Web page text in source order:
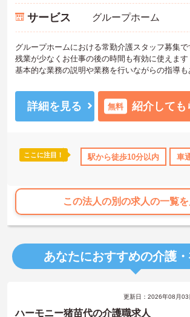
残業少なめ 交通費支給
サービス グループホーム
グループホームにおける常勤介護スタッフ募集で
残業が少なくお仕事の後の時間も有効に使えます
基本的な業務の説明や業務を行いながらの指導
ご興味ある方には、面接対策ポイントなど、さら
たしますのでお気軽にご相談ください。
詳細を見る 無料 紹介しても
ここに注目！ 駅から徒歩10分以内 車
この法人の別の求人の一覧
あなたにおすすめの介護
更新日：2026年08月
ハーモニー猪苗代の介護職求人